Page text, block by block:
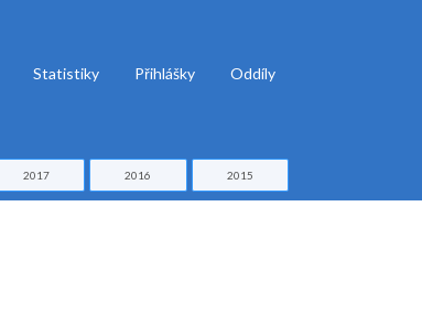
Statistiky Přihlášky Oddíly
2017 2016 2015